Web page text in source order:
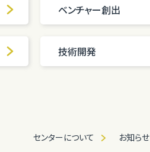
ベンチャー創出
技術開発
センターについて お知らせ